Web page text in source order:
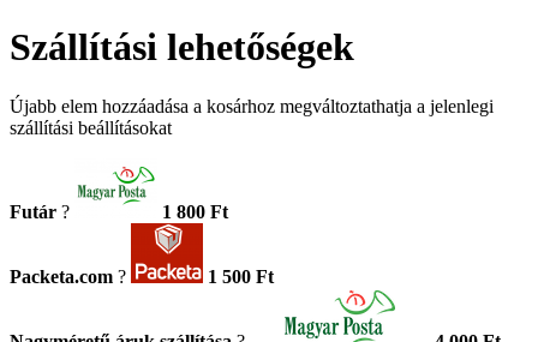
Szállítási lehetőségek
Újabb elem hozzáadása a kosárhoz megváltoztathatja a jelenlegi
szállítási beállításokat
Futár ? 1 800 Ft
Packeta.com ? 1 500 Ft